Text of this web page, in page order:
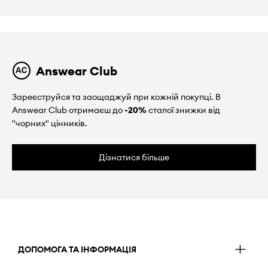
Answear Club
Зареєструйся та заощаджуй при кожній покупці. В
Answear Club отримаєш до-20%сталої знижки від
"чорних" цінників.
Дізнатися більше
ДОПОМОГА ТА ІНФОРМАЦІЯ